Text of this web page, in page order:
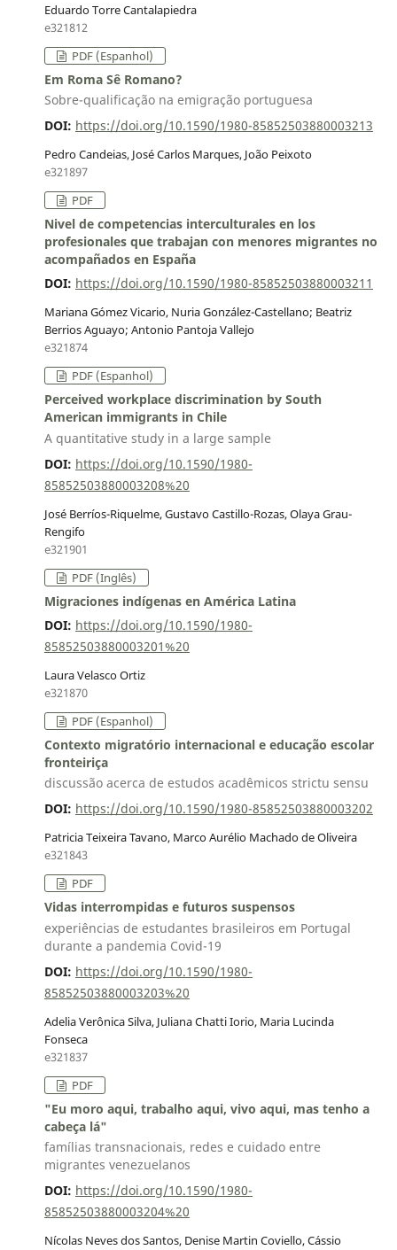
Eduardo Torre Cantalapiedra
e321812
PDF (Espanhol)
Em Roma Sê Romano?
Sobre-qualificação na emigração portuguesa
DOI: https://doi.org/10.1590/1980-85852503880003213
Pedro Candeias, José Carlos Marques, João Peixoto
e321897
PDF
Nivel de competencias interculturales en los
profesionales que trabajan con menores migrantes no
acompañados en España
DOI: https://doi.org/10.1590/1980-85852503880003211
Mariana Gómez Vicario, Nuria González-Castellano; Beatriz
Berrios Aguayo; Antonio Pantoja Vallejo
e321874
PDF (Espanhol)
Perceived workplace discrimination by South
American immigrants in Chile
A quantitative study in a large sample
DOI: https://doi.org/10.1590/1980-
85852503880003208%20
José Berríos-Riquelme, Gustavo Castillo-Rozas, Olaya Grau-
Rengifo
e321901
PDF (Inglês)
Migraciones indígenas en América Latina
DOI: https://doi.org/10.1590/1980-
85852503880003201%20
Laura Velasco Ortiz
e321870
PDF (Espanhol)
Contexto migratório internacional e educação escolar
fronteiriça
discussão acerca de estudos acadêmicos strictu sensu
DOI: https://doi.org/10.1590/1980-85852503880003202
Patricia Teixeira Tavano, Marco Aurélio Machado de Oliveira
e321843
PDF
Vidas interrompidas e futuros suspensos
experiências de estudantes brasileiros em Portugal
durante a pandemia Covid-19
DOI: https://doi.org/10.1590/1980-
85852503880003203%20
Adelia Verônica Silva, Juliana Chatti Iorio, Maria Lucinda
Fonseca
e321837
PDF
"Eu moro aqui, trabalho aqui, vivo aqui, mas tenho a
cabeça lá"
famílias transnacionais, redes e cuidado entre
migrantes venezuelanos
DOI: https://doi.org/10.1590/1980-
85852503880003204%20
Nícolas Neves dos Santos, Denise Martin Coviello, Cássio